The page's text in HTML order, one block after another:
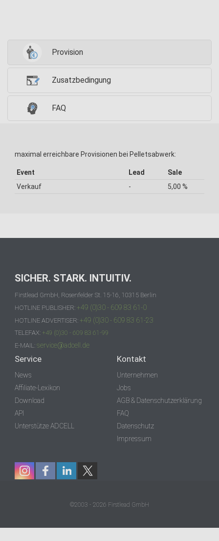
Provision
Zusatzbedingung
FAQ
maximal erreichbare Provisionen bei Pelletsabwerk:
Event Lead
Sale
Verkauf
- 5,00 %
SICHER. STARK. INTUITIV.
Firstlead GmbH, Rosenfelder St. 15-16, 10315 Berlin
HOTLINE PUBLISHER: +49 (0)30 - 609 83 61-0
HOTLINE ADVERTISER: +49 (0)30 - 609 83 61-23
TELEFAX: +49 (0)30 - 609 83 61-99
E-MAIL: service@adcell.de
Service
News
Affiliate-Lexikon
Download
API
Unterstütze ADCELL
Kontakt
Unternehmen
Jobs
AGB & Datenschutzerklärung
FAQ
Datenschutz
Impressum
©2003 - 2026 Firstlead GmbH